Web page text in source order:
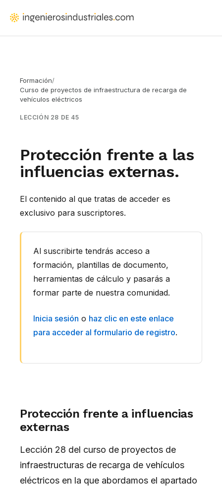
contenido
arquitectos
que
proyectan
Formación/
Curso de proyectos de infraestructura de recarga de
vehículos eléctricos
LECCIÓN 28 DE 45
Protección frente a las
influencias externas.
El contenido al que tratas de acceder es
exclusivo para suscriptores.
Al suscribirte tendrás acceso a
formación, plantillas de documento,
herramientas de cálculo y pasarás a
formar parte de nuestra comunidad.
Inicia sesión o haz clic en este enlace
para acceder al formulario de registro.
Protección frente a influencias
externas
Lección 28 del curso de proyectos de
infraestructuras de recarga de vehículos
eléctricos en la que abordamos el apartado